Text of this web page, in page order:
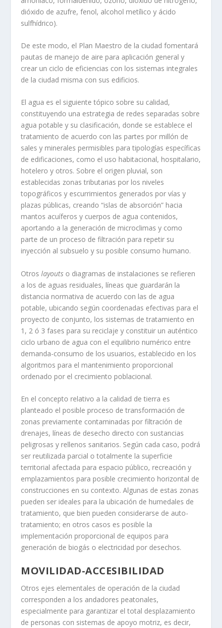
dióxido de azufre, fenol, alcohol metílico y ácido
sulfhídrico).
De este modo, el Plan Maestro de la ciudad fomentará
pautas de manejo de aire para aplicación general y
crear un ciclo de eficiencias con los sistemas integrales
de la ciudad misma con sus edificios.
El agua es el siguiente tópico sobre su calidad,
constituyendo una estrategia de redes separadas sobre
agua potable y su clasificación, donde se establece el
tratamiento de acuerdo con las partes por millón de
sales y minerales permisibles para tipologías específicas
de edificaciones, como el uso habitacional, hospitalario,
hotelero y otros. Sobre el origen pluvial, son
establecidas zonas tributarias por los niveles
topográficos y escurrimientos generados por vías y
plazas públicas, creando “islas de absorción” hacia
mantos acuíferos y cuerpos de agua contenidos,
aportando a la generación de microclimas y como
parte de un proceso de filtración para repetir su
inyección al subsuelo y su posible consumo humano.
Otroslayouts o diagramas de instalaciones se refieren
a los de aguas residuales, líneas que guardarán la
distancia normativa de acuerdo con las de agua
potable, ubicando según coordenadas efectivas para el
proyecto de conjunto, los sistemas de tratamiento en
1, 2 ó 3 fases para su reciclaje y constituir un auténtico
ciclo urbano de agua con el equilibrio numérico entre
demanda-consumo de los usuarios, establecido en los
algoritmos para el mantenimiento proporcional
ordenado por el crecimiento poblacional.
En el concepto relativo a la calidad de tierra es
planteado el posible proceso de transformación de
zonas previamente contaminadas por filtración de
drenajes, líneas de desecho directo con sustancias
peligrosas y rellenos sanitarios. Según cada caso, podrá
ser reutilizada parcial o totalmente la superficie
territorial afectada para espacio público, recreación y
emplazamientos para posible crecimiento horizontal de
construcciones en su contexto. Algunas de estas zonas
pueden ser ideales para la ubicación de humedales de
tratamiento, que bien pueden considerarse de auto-
tratamiento; en otros casos es posible la
implementación proporcional de equipos para
generación de biogás o electricidad por desechos.
MOVILIDAD-ACCESIBILIDAD
Otros ejes elementales de operación de la ciudad
corresponden a los andadores peatonales,
especialmente para garantizar el total desplazamiento
de personas con sistemas de apoyo motriz, es decir,